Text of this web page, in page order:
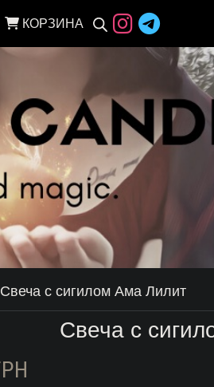
КОРЗИНА
Свеча с сигилом Ама Лилит
Свеча с